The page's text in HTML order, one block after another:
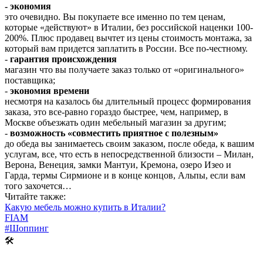
- экономия
это очевидно. Вы покупаете все именно по тем ценам,
которые «действуют» в Италии, без российской наценки 100-
200%. Плюс продавец вычтет из цены стоимость монтажа, за
который вам придется заплатить в России. Все по-честному.
- гарантия происхождения
магазин что вы получаете заказ только от «оригинального»
поставщика;
- экономия времени
несмотря на казалось бы длительный процесс формирования
заказа, это все-равно гораздо быстрее, чем, например, в
Москве объезжать один мебельный магазин за другим;
- возможность «совместить приятное с полезным»
до обеда вы занимаетесь своим заказом, после обеда, к вашим
услугам, все, что есть в непосредственной близости – Милан,
Верона, Венеция, замки Мантуи, Кремона, озеро Изео и
Гарда, термы Сирмионе и в конце концов, Альпы, если вам
того захочется…
Читайте также:
Какую мебель можно купить в Италии?
FIAM
#Шоппинг
🛠